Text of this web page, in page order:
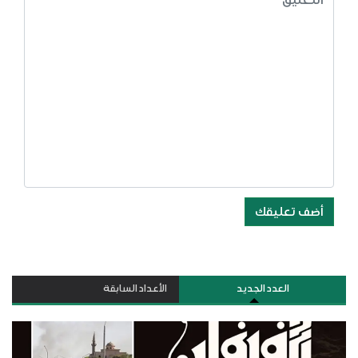
أضف تعليقك
العدد الجديد الأعداد السابقة